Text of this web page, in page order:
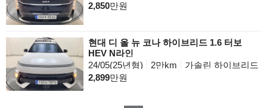
2,850만원
현대 디 올 뉴 코나 하이브리드 1.6 터보
HEV N라인
24/05(25년형)
2만km
가솔린 하이브리드
2,899만원